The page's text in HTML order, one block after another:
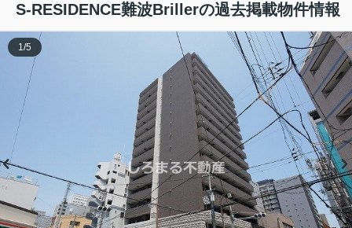
S-RESIDENCE難波Brillerの過去掲載物件情報
1/5